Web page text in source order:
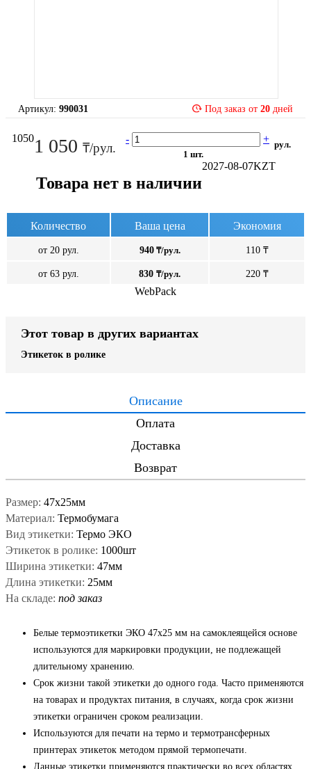
Артикул: 990031 Под заказ от 20 дней
10501 050 ₸/рул.
- +
1 шт.
рул.
Товара нет в наличии
2027-08-07KZT
Количество Ваша цена Экономия
от 20 рул. 940₸/рул. 110 ₸
от 63 рул. 830 ₸/рул. 220 ₸
WebPack
Этот товар в других вариантах
Этикеток в ролике
Описание
Оплата
Доставка
Возврат
Размер: 47x25мм
Материал: Термобумага
Вид этикетки: Термо ЭКО
Этикеток в ролике: 1000шт
Ширина этикетки: 47мм
Длина этикетки: 25мм
На складе: под заказ
Белые термоэтикетки ЭКО 47x25 мм на самоклеящейся основе
используются для маркировки продукции, не подлежащей
длительному хранению.
Срок жизни такой этикетки до одного года. Часто применяются
на товарах и продуктах питания, в случаях, когда срок жизни
этикетки ограничен сроком реализации.
Используются для печати на термо и термотрансферных
принтерах этикеток методом прямой термопечати.
Данные этикетки применяются практически во всех областях